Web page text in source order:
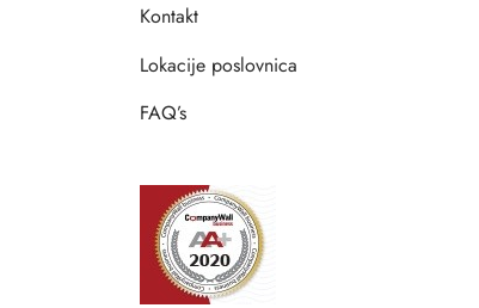
Kontakt
Lokacije poslovnica
FAQ’s